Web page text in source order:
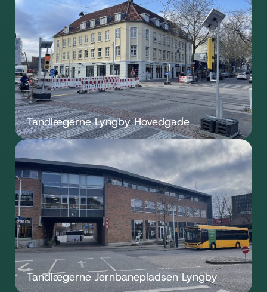
Tandlægerne Lyngby Hovedgade
Tandlægerne Jernbanepladsen Lyngby